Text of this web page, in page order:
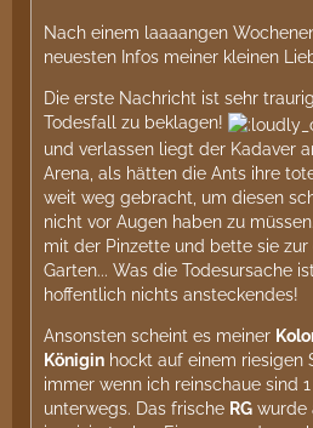
Nach einem laaaangen
neuesten Infos meiner kleinen
Die erste Nachricht ist sehr
Todesfall zu beklagen!
und verlassen liegt der Kadaver
Arena, als hätten die Ants ihre
weit weg gebracht, um diesen
nicht vor Augen haben zu
mit der Pinzette und bette sie zur
Garten... Was die Todesursache
hoffentlich nichts ansteckendes!
Ansonsten scheint es meiner
Königin hockt auf einem riesigen
immer wenn ich reinschaue sind
unterwegs. Das frische RG wurde